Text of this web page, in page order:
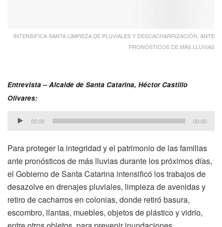
INTENSIFICA SANTA LIMPIEZA DE PLUVIALES Y DESCACHARRIZACIÓN, ANTE
PRONÓSTICOS DE MÁS LLUVIAS
Entrevista – Alcalde de Santa Catarina, Héctor Castillo
Olivares:
Reproductor
audio
00:00 00:00
Para proteger la integridad y el patrimonio de las familias
ante pronósticos de más lluvias durante los próximos días,
el Gobierno de Santa Catarina intensificó los trabajos de
desazolve en drenajes pluviales, limpieza de avenidas y
retiro de cacharros en colonias, donde retiró basura,
escombro, llantas, muebles, objetos de plástico y vidrio,